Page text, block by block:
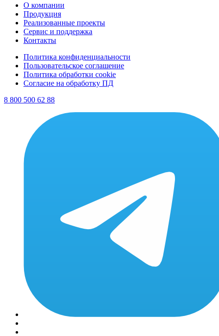
О компании
Продукция
Реализованные проекты
Сервис и поддержка
Контакты
Политика конфиденциальности
Пользовательское соглашение
Политика обработки cookie
Согласие на обработку ПД
8 800 500 62 88